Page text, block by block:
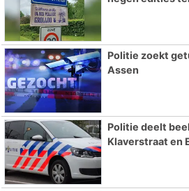
Politie zoekt
Assen
Politie deelt
Klaverstraat en